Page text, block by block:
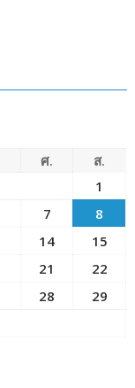
ศ.
ส.
1
7
8
14
15
21
22
28
29